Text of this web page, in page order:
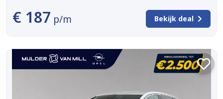
€ 187 p/m Bekijk deal